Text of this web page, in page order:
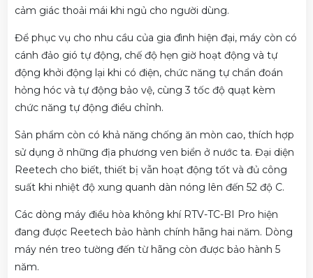
cảm giác thoải mái khi ngủ cho người dùng.
Để phục vụ cho nhu cầu của gia đình hiện đại, máy còn có
cánh đảo gió tự động, chế độ hẹn giờ hoạt động và tự
động khởi động lại khi có điện, chức năng tự chẩn đoán
hỏng hóc và tự động bảo vệ, cùng 3 tốc độ quạt kèm
chức năng tự động điều chỉnh.
Sản phẩm còn có khả năng chống ăn mòn cao, thích hợp
sử dụng ở những địa phương ven biển ở nước ta. Đại diện
Reetech cho biết, thiết bị vẫn hoạt động tốt và đủ công
suất khi nhiệt độ xung quanh dàn nóng lên đến 52 độ C.
Các dòng máy điều hòa không khí RTV-TC-BI Pro hiện
đang được Reetech bảo hành chính hãng hai năm. Dòng
máy nén treo tường đến từ hãng còn được bảo hành 5
năm.